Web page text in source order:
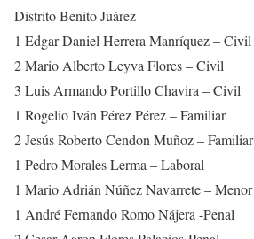
Distrito Benito Juárez
1 Edgar Daniel Herrera Manríquez – Civil
2 Mario Alberto Leyva Flores – Civil
3 Luis Armando Portillo Chavira – Civil
1 Rogelio Iván Pérez Pérez – Familiar
2 Jesús Roberto Cendon Muñoz – Familiar
1 Pedro Morales Lerma – Laboral
1 Mario Adrián Núñez Navarrete – Menor
1 André Fernando Romo Nájera -Penal